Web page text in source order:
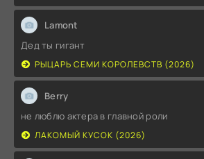
Lamont
Дед ты гигант
РЫЦАРЬ СЕМИ КОРОЛЕВСТВ (2026)
Berry
не люблю актера в главной роли
ЛАКОМЫЙ КУСОК (2026)